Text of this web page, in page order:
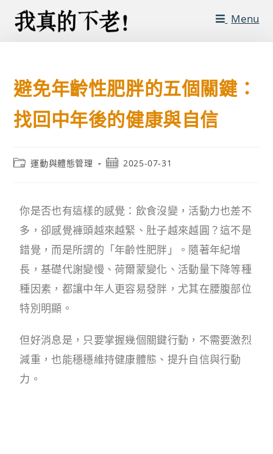
Menu
避免年齡性肥胖的五個關鍵：
找回中年後的健康與自信
運動與體態管理 2025-07-31
你是否也有這樣的感覺：飲食沒變，活動力也差不
多，卻感覺褲頭越來越緊、肚子越來越圓？這不是
錯覺，而是所謂的「年齡性肥胖」。隨著年紀增
長，基礎代謝變慢、荷爾蒙變化、活動量下降等種
種因素，都讓中年人更容易發胖，尤其在腰腹部位
特別明顯。
但好消息是，只要掌握幾個關鍵行動，不需要激烈
減重，也能穩穩維持健康體態、提升自信與行動
力。